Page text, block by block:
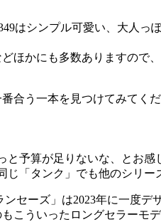
はシンプル可愛い、大人っ
ほかにも多数ありますので
合う一本を見つけてみてくだ
予算が足りないな、とお
「タンク」でも他のシリー
セーズ」は2023年に一度デ
こういったロングセラーモデ